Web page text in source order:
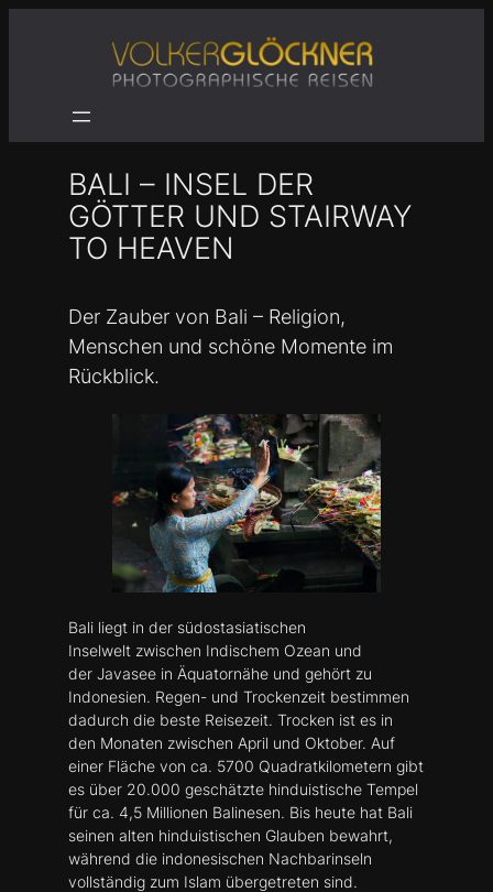
BALI – INSEL DER
GÖTTER UND STAIRWAY
TO HEAVEN
Der Zauber von Bali – Religion,
Menschen und schöne Momente im
Rückblick.
Bali liegt in der südostasiatischen
Inselwelt zwischen Indischem Ozean und
der Javasee in Äquatornähe und gehört zu
Indonesien. Regen- und Trockenzeit bestimmen
dadurch die beste Reisezeit. Trocken ist es in
den Monaten zwischen April und Oktober. Auf
einer Fläche von ca. 5700 Quadratkilometern gibt
es über 20.000 geschätzte hinduistische Tempel
für ca. 4,5 Millionen Balinesen. Bis heute hat Bali
seinen alten hinduistischen Glauben bewahrt,
während die indonesischen Nachbarinseln
vollständig zum Islam übergetreten sind.